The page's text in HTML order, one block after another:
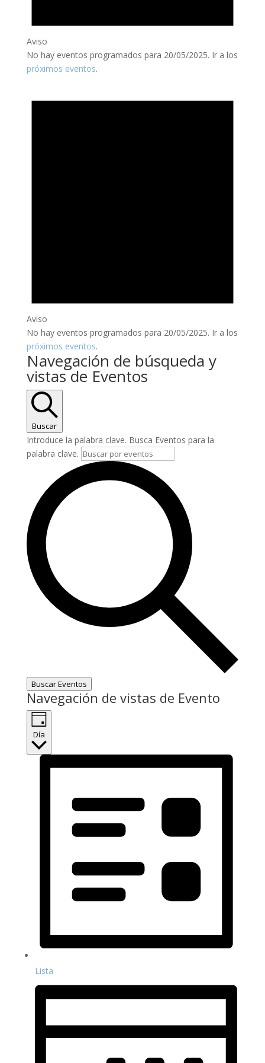
Aviso
No hay eventos programados para 20/05/2025. Ir a los
próximos eventos.
Aviso
No hay eventos programados para 20/05/2025. Ir a los
próximos eventos.
Navegación de búsqueda y
vistas de Eventos
Buscar
Introduce la palabra clave. Busca Eventos para la
palabra clave.
Buscar Eventos
Navegación de vistas de Evento
Día
Lista